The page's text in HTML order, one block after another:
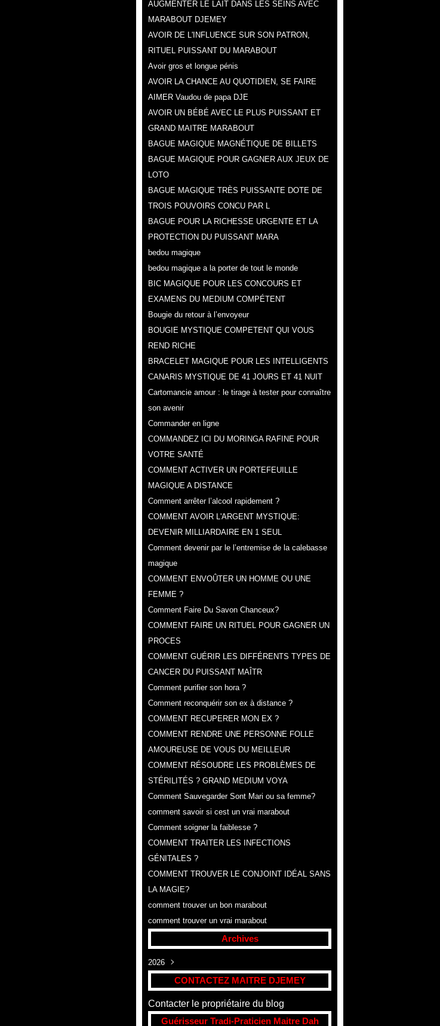
AUGMENTER LE LAIT DANS LES SEINS AVEC
MARABOUT DJEMEY
AVOIR DE L'INFLUENCE SUR SON PATRON,
RITUEL PUISSANT DU MARABOUT
Avoir gros et longue pénis
AVOIR LA CHANCE AU QUOTIDIEN, SE FAIRE
AIMER Vaudou de papa DJE
AVOIR UN BÉBÉ AVEC LE PLUS PUISSANT ET
GRAND MAITRE MARABOUT
BAGUE MAGIQUE MAGNÉTIQUE DE BILLETS
BAGUE MAGIQUE POUR GAGNER AUX JEUX DE
LOTO
BAGUE MAGIQUE TRÈS PUISSANTE DOTE DE
TROIS POUVOIRS CONCU PAR L
BAGUE POUR LA RICHESSE URGENTE ET LA
PROTECTION DU PUISSANT MARA
bedou magique
bedou magique a la porter de tout le monde
BIC MAGIQUE POUR LES CONCOURS ET
EXAMENS DU MEDIUM COMPÉTENT
Bougie du retour à l’envoyeur
BOUGIE MYSTIQUE COMPETENT QUI VOUS
REND RICHE
BRACELET MAGIQUE POUR LES INTELLIGENTS
CANARIS MYSTIQUE DE 41 JOURS ET 41 NUIT
Cartomancie amour : le tirage à tester pour connaître
son avenir
Commander en ligne
COMMANDEZ ICI DU MORINGA RAFINE POUR
VOTRE SANTÉ
COMMENT ACTIVER UN PORTEFEUILLE
MAGIQUE A DISTANCE
Comment arrêter l’alcool rapidement ?
COMMENT AVOIR L'ARGENT MYSTIQUE:
DEVENIR MILLIARDAIRE EN 1 SEUL
Comment devenir par le l’entremise de la calebasse
magique
COMMENT ENVOÛTER UN HOMME OU UNE
FEMME ?
Comment Faire Du Savon Chanceux?
COMMENT FAIRE UN RITUEL POUR GAGNER UN
PROCES
​COMMENT GUÉRIR LES DIFFÉRENTS TYPES DE
CANCER DU PUISSANT MAÎTR
Comment purifier son hora ?
Comment reconquérir son ex à distance ?
COMMENT RECUPERER MON EX ?
COMMENT RENDRE UNE PERSONNE FOLLE
AMOUREUSE DE VOUS DU MEILLEUR
COMMENT RÉSOUDRE LES PROBLÈMES DE
STÉRILITÉS ? GRAND MEDIUM VOYA
Comment Sauvegarder Sont Mari ou sa femme?
comment savoir si cest un vrai marabout
Comment soigner la faiblesse ?
COMMENT TRAITER LES INFECTIONS
GÉNITALES ?
COMMENT TROUVER LE CONJOINT IDÉAL SANS
LA MAGIE?
comment trouver un bon marabout
comment trouver un vrai marabout
Archives
2026
Août(307)
CONTACTEZ MAITRE DJEMEY
Contacter le propriétaire du blog
Guérisseur Tradi-Praticien Maitre Dah